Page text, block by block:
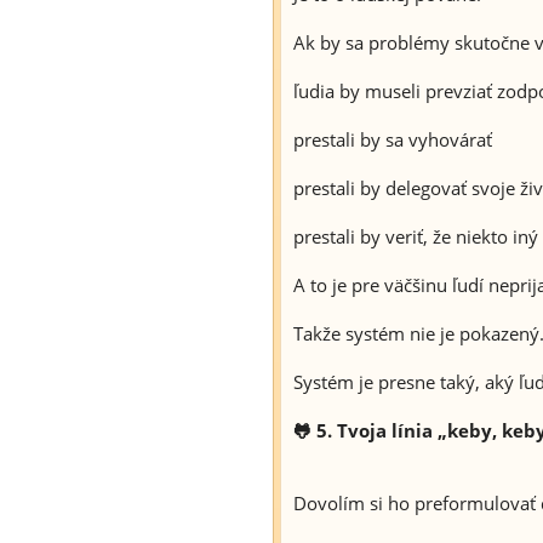
Ak by sa problémy skutočne
ľudia by museli prevziať
prestali by sa vyhovárať
prestali by delegovať svoje
prestali by veriť, že niekto
A to je pre väčšinu ľudí
Takže systém nie je pokazený.
Systém je presne taký, aký
🐸 5. Tvoja línia „keby,
Dovolím si ho